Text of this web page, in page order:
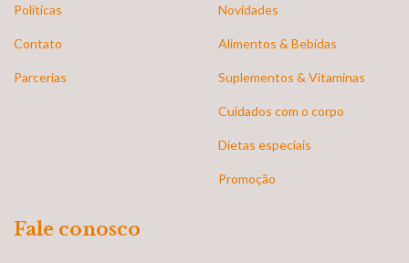
Políticas
Contato
Parcerias
Novidades
Alimentos & Bebidas
Suplementos & Vitaminas
Cuidados com o corpo
Dietas especiais
Promoção
Fale conosco